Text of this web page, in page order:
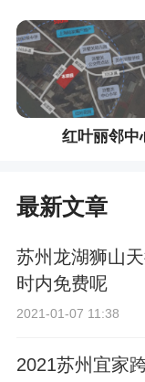
红叶丽邻中
最新文章
苏州龙湖狮山
时内免费呢
2021-01-07 11:38
2021苏州宜家